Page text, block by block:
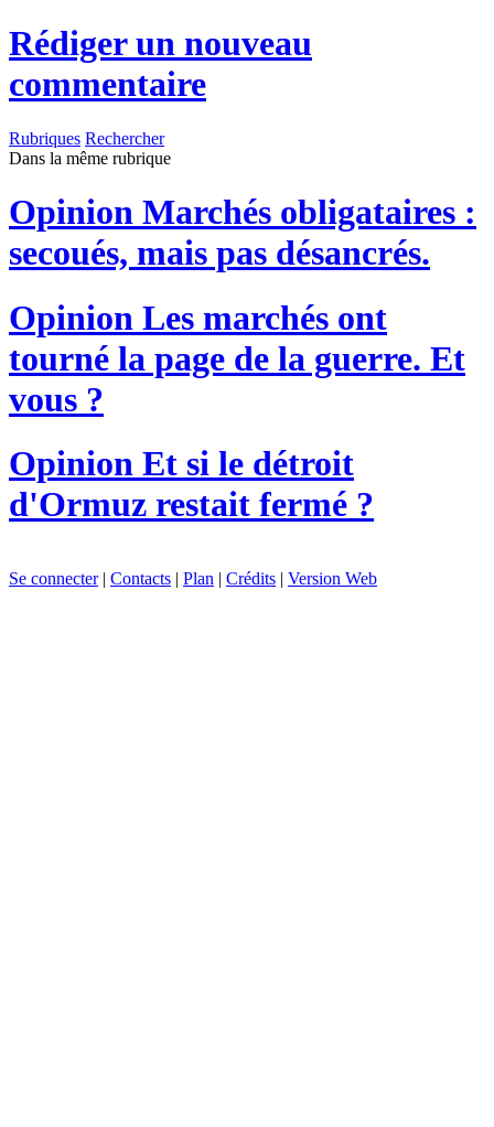
Rédiger un nouveau
commentaire
Rubriques Rechercher
Dans la même rubrique
Opinion Marchés obligataires :
secoués, mais pas désancrés.
Opinion Les marchés ont
tourné la page de la guerre. Et
vous ?
Opinion Et si le détroit
d'Ormuz restait fermé ?
Se connecter| Contacts | Plan | Crédits | Version Web